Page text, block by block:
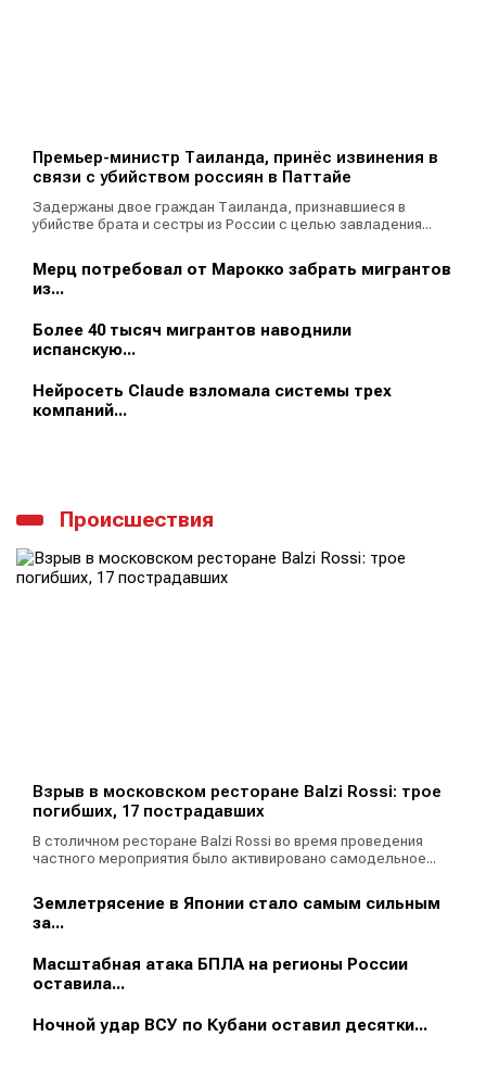
Премьер-министр Таиланда, принёс извинения в
связи с убийством россиян в Паттайе
Задержаны двое граждан Таиланда, признавшиеся в
убийстве брата и сестры из России с целью завладения...
Мерц потребовал от Марокко забрать мигрантов
из...
Более 40 тысяч мигрантов наводнили
испанскую...
Нейросеть Claude взломала системы трех
компаний...
Происшествия
Взрыв в московском ресторане Balzi Rossi: трое
погибших, 17 пострадавших
В столичном ресторане Balzi Rossi во время проведения
частного мероприятия было активировано самодельное...
Землетрясение в Японии стало самым сильным
за...
Масштабная атака БПЛА на регионы России
оставила...
Ночной удар ВСУ по Кубани оставил десятки...